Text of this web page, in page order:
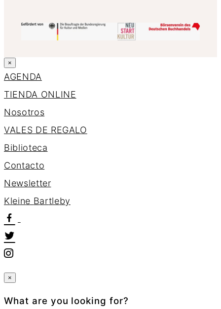
×
AGENDA
TIENDA ONLINE
Nosotros
VALES DE REGALO
Biblioteca
Contacto
Newsletter
Kleine Bartleby
×
What are you looking for?